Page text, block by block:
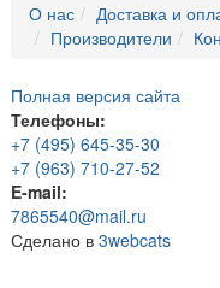
О нас Доставка и
Производители
Полная версия сайта
Телефоны:
+7 (495) 645-35-30
+7 (963) 710-27-52
E-mail:
7865540@mail.ru
Сделано в 3webcats